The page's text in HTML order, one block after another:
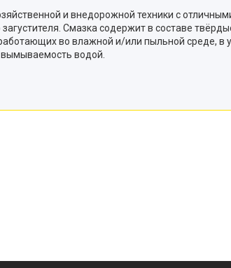
и внедорожной техники с
Смазка содержит в составе
во влажной и/или пыльной
водой.